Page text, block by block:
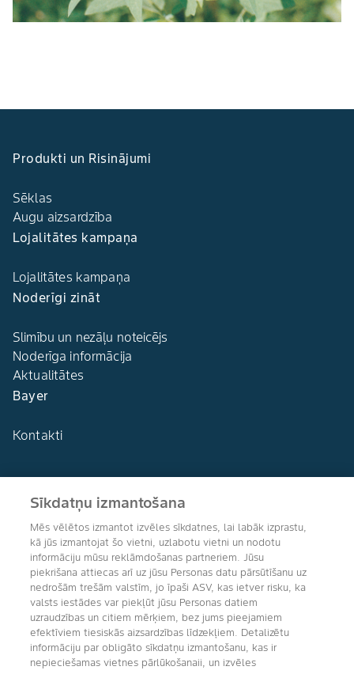
Produkti un Risinājumi
Sēklas
Augu aizsardzība
Lojalitātes kampaņa
Lojalitātes kampaņa
Noderīgi zināt
Slimību un nezāļu noteicējs
Noderīga informācija
Aktualitātes
Bayer
Kontakti
Latvija
Sekojiet mums
Sīkdatņu izmantošana
Mēs vēlētos izmantot izvēles sīkdatnes, lai labāk izprastu,
kā jūs izmantojat šo vietni, uzlabotu vietni un nodotu
informāciju mūsu reklāmdošanas partneriem. Jūsu
piekrišana attiecas arī uz jūsu Personas datu pārsūtīšanu uz
nedrošām trešām valstīm, jo īpaši ASV, kas ietver risku, ka
valsts iestādes var piekļūt jūsu Personas datiem
uzraudzības un citiem mērķiem, bez jums pieejamiem
efektīviem tiesiskās aizsardzības līdzekļiem. Detalizētu
informāciju par obligāto sīkdatņu izmantošanu, kas ir
nepieciešamas vietnes pārlūkošanaii, un izvēles